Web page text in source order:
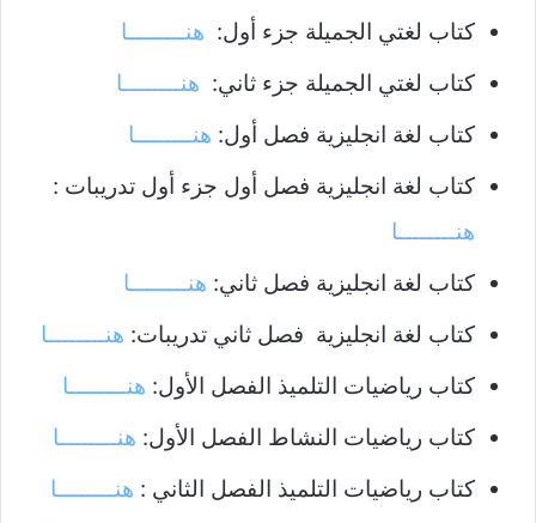
كتاب لغتي الجميلة جزء أول: هنــــــــا
كتاب لغتي الجميلة جزء ثاني: هنــــــــا
كتاب لغة انجليزية فصل أول: هنــــــــا
كتاب لغة انجليزية فصل أول جزء أول تدريبات :
هنــــــــا
كتاب لغة انجليزية فصل ثاني: هنــــــــا
كتاب لغة انجليزية فصل ثاني تدريبات: هنــــــــا
كتاب رياضيات التلميذ الفصل الأول: هنــــــــا
كتاب رياضيات النشاط الفصل الأول: هنــــــــا
كتاب رياضيات التلميذ الفصل الثاني : هنــــــــا